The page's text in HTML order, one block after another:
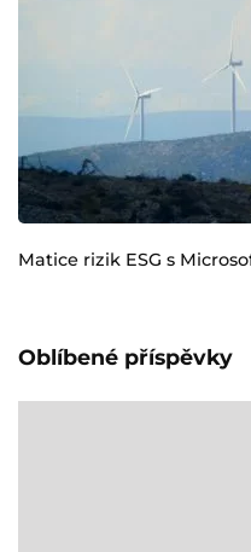
Matice rizik ESG s
Oblíbené příspěvky